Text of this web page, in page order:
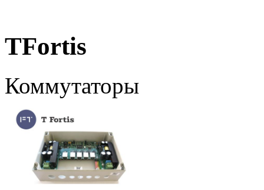
TFortis
Коммутаторы